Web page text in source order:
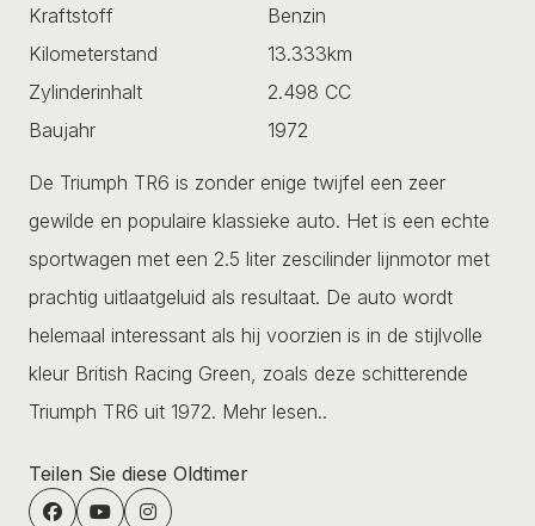
Kraftstoff
Benzin
Kilometerstand
13.333km
Zylinderinhalt
2.498 CC
Baujahr
1972
De Triumph TR6 is zonder enige twijfel een zeer
gewilde en populaire klassieke auto. Het is een echte
sportwagen met een 2.5 liter zescilinder lijnmotor met
prachtig uitlaatgeluid als resultaat. De auto wordt
helemaal interessant als hij voorzien is in de stijlvolle
kleur British Racing Green, zoals deze schitterende
Triumph TR6 uit 1972. Mehr lesen..
Teilen Sie diese Oldtimer